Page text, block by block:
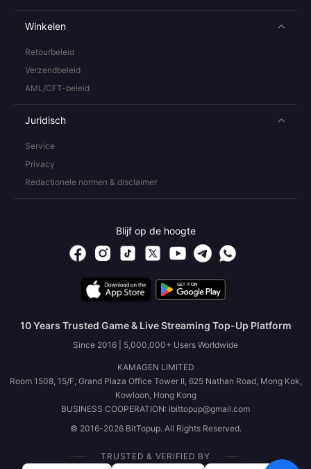
Winkelen
Retourbeleid
Verzendbeleid
AML/CFT-beleid
Juridisch
Service
Privacy
Redactionele normen & disclaimer
Blijf op de hoogte
10 Years Trusted Game & Live Streaming Top-Up Platform
Since 2016 | 5,000,000+ Users Worldwide
KAMAGEN LIMITED
Room 1508, 15/F, Grand Plaza Office Tower II, 625 Nathan Road, Mong Kok,
Kowloon, Hong Kong
BUSINESS COOPERATION: ibittopup@gmail.com
© 2016-2026 BitTopup. All Rights Reserved.
TRUSTED & VERIFIED BY